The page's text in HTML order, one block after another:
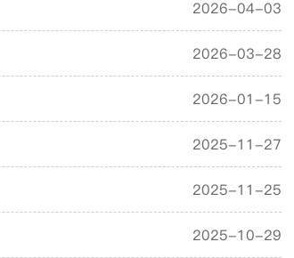
2026-04-03
2026-03-28
2026-01-15
2025-11-27
2025-11-25
2025-10-29